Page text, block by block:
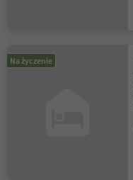
Na życzenie